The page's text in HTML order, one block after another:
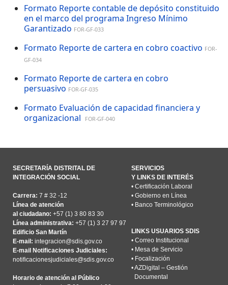
Formato Reporte contable de depósito constituido
en el marco del programa Ingreso Mínimo
Garantizado FOR-GF-033
Formato Reporte de cartera en cobro coactivo FOR-
GF-034
Formato Reporte de cartera en cobro
persuasivo FOR-GF-035
Formato Evaluación de capacidad financiera y
organizacional
FOR-GF-040
SECRETARÍA DISTRITAL DE
INTEGRACIÓN SOCIAL
Carrera: 7 # 32 -12
Línea de atención
al ciudadano: +57 (1) 3 80 83 30
Línea administrativa: +57 (1) 3 27 97 97
Edificio San Martín
E-mail: integracion@sdis.gov.co
E-mail Notificaciones Judiciales:
notificacionesjudiciales@sdis.gov.co
Horario de atención al Público
SERVICIOS
Y LINKS DE INTERÉS
• Certificación Laboral
• Gobierno en Línea
• Banco Terminológico
LINKS USUARIOS SDIS
• Correo Institucional
• Mesa de Servicio
• Focalización
•AZDigital – Gestión
Documental